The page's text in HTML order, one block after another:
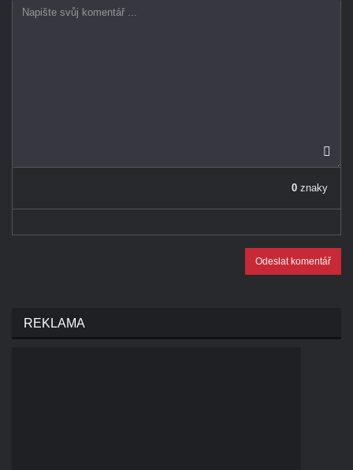
0 znaky
Odeslat komentář
REKLAMA